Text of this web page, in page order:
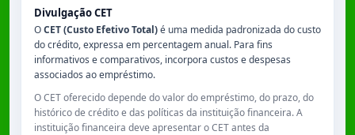
Divulgação CET
OCET (Custo Efetivo Total)é uma medida padronizada do custo
do crédito, expressa em percentagem anual. Para fins
informativos e comparativos, incorpora custos e despesas
associados ao empréstimo.
O CET oferecido depende do valor do empréstimo, do prazo, do
histórico de crédito e das políticas da instituição financeira. A
instituição financeira deve apresentar o CET antes da